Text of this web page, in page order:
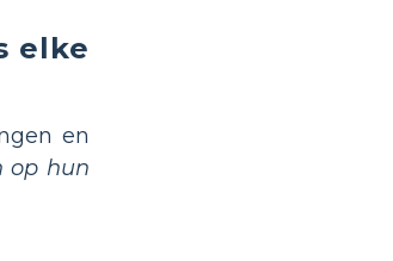
elke
en
op hun